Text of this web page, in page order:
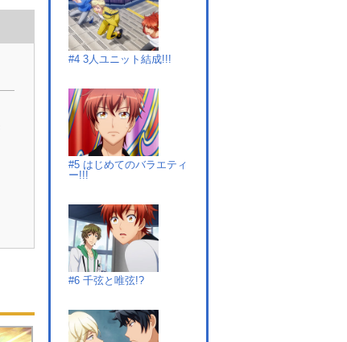
#4 3人ユニット結成!!!
#5 はじめてのバラエティ
ー!!!
#6 千弦と唯弦!?